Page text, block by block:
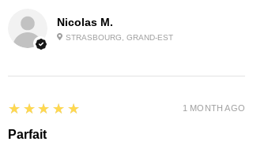
Nicolas M.
STRASBOURG, GRAND-EST
5
★★★★★
Parfait
1 MONTH AGO